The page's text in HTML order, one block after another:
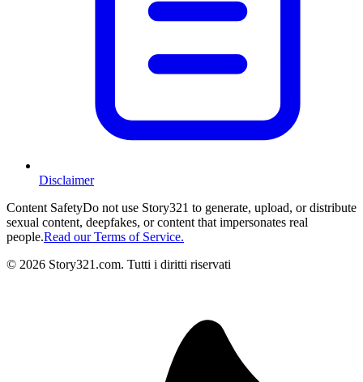
Disclaimer
Content SafetyDo not use Story321 to generate, upload, or distribute
sexual content, deepfakes, or content that impersonates real
people.Read our Terms of Service.
© 2026 Story321.com. Tutti i diritti riservati